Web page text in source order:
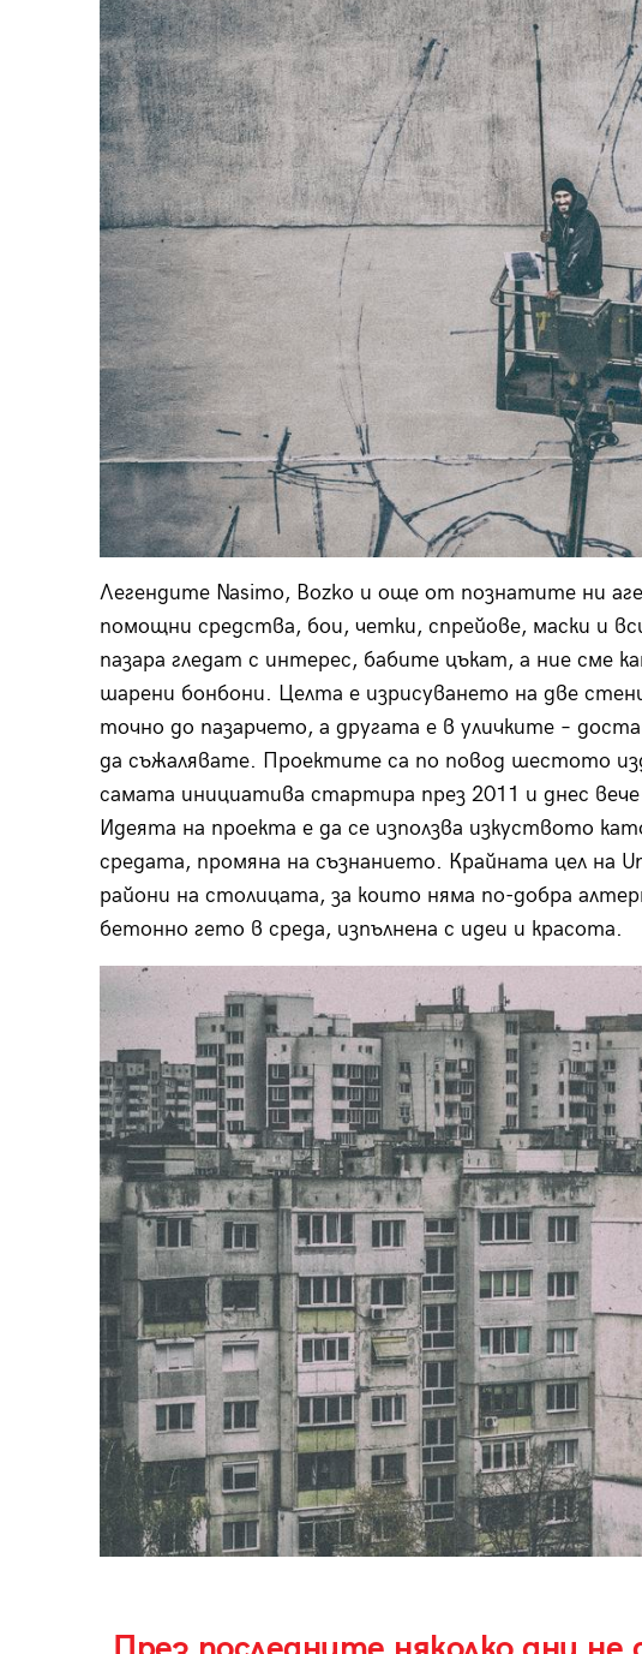
Легендите Nasimo, Bozko и още от познатите ни
помощни средства, бои, четки, спрейове, маски и
пазара гледат с интерес, бабите цъкат, а ние сме
шарени бонбони. Целта е изрисуването на две
точно до пазарчето, а другата е в уличките –
да съжалявате. Проектите са по повод шестото
самата инициатива стартира през 2011 и днес
Идеята на проекта е да се използва изкуството
средата, промяна на съзнанието. Крайната цел на
райони на столицата, за които няма по-добра
бетонно гето в среда, изпълнена с идеи и красота.